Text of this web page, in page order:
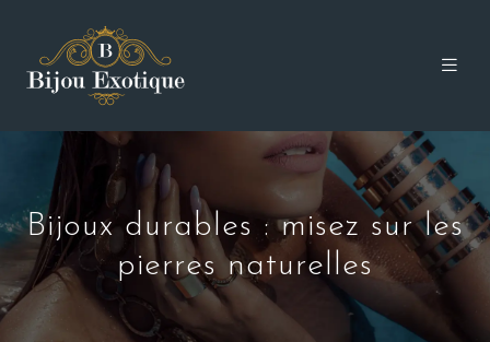
Bijoux durables : misez sur les
pierres naturelles